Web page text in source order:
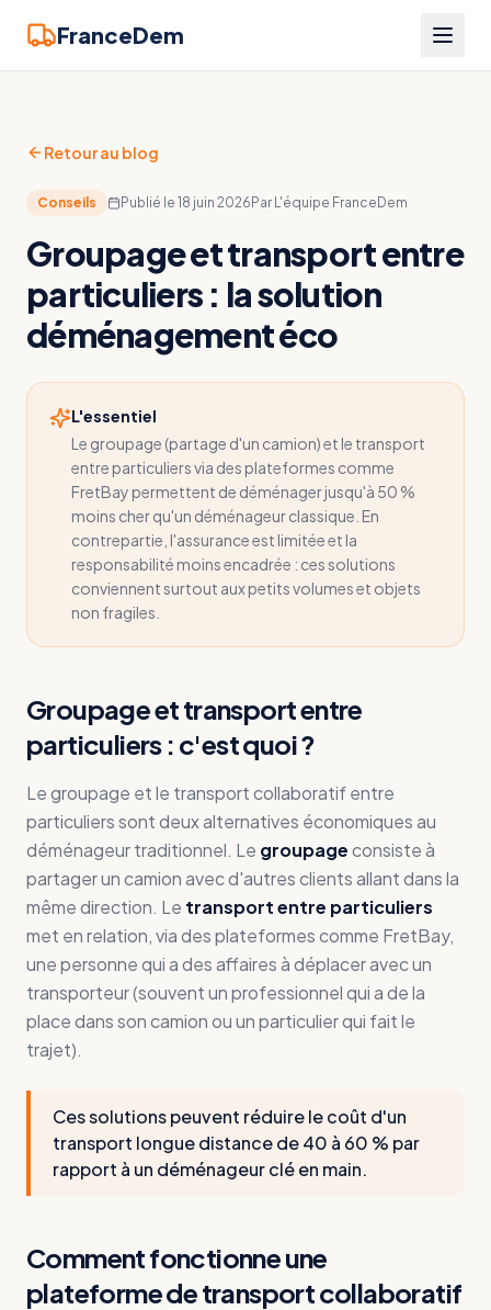
FranceDem
Retour au blog
Conseils Publié le 18 juin 2026 Par L'équipe FranceDem
Groupage et transport entre
particuliers : la solution
déménagement éco
L'essentiel
Le groupage (partage d'un camion) et le transport
entre particuliers via des plateformes comme
FretBay permettent de déménager jusqu'à 50 %
moins cher qu'un déménageur classique. En
contrepartie, l'assurance est limitée et la
responsabilité moins encadrée : ces solutions
conviennent surtout aux petits volumes et objets
non fragiles.
Groupage et transport entre
particuliers : c'est quoi ?
Le groupage et le transport collaboratif entre
particuliers sont deux alternatives économiques au
déménageur traditionnel. Le groupageconsiste à
partager un camion avec d'autres clients allant dans la
même direction. Le transport entre particuliers
met en relation, via des plateformes comme FretBay,
une personne qui a des affaires à déplacer avec un
transporteur (souvent un professionnel qui a de la
place dans son camion ou un particulier qui fait le
trajet).
Ces solutions peuvent réduire le coût d'un
transport longue distance de 40 à 60 % par
rapport à un déménageur clé en main.
Comment fonctionne une
plateforme de transport collaboratif